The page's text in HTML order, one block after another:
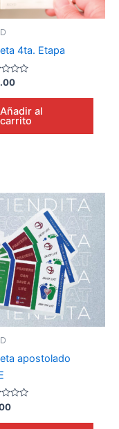
4ta. Etapa
Añadir al
carrito
apostolado